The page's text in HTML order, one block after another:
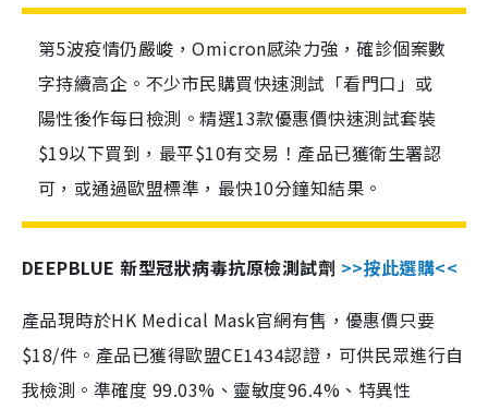
第5波疫情仍嚴峻，Omicron感染力強，確診個案數
字持續高企。不少市民購買快速測試「看門口」或
陽性後作每日檢測。精選13款優惠價快速測試套裝
$19以下買到，最平$10有交易！產品已獲衛生署認
可，或通過歐盟標準，最快10分鐘知結果。
DEEPBLUE 新型冠狀病毒抗原檢測試劑 >>按此選購<<
產品現時於HK Medical Mask官網有售，優惠價只要
$18/件。產品已獲得歐盟CE1434認證，可供民眾進行自
我檢測。準確度 99.03%、靈敏度96.4%、特異性